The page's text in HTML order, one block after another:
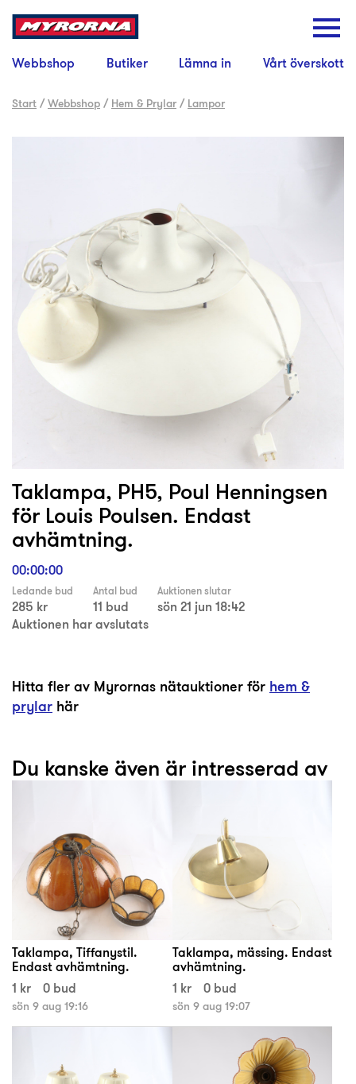
Webbshop Butiker Lämna in Vårt överskott
Start /Webbshop / Hem & Prylar / Lampor
Taklampa, PH5, Poul Henningsen
för Louis Poulsen. Endast
avhämtning.
00:00:00
Ledande bud
285 kr
Antal bud
11 bud
Auktionen slutar
sön 21 jun 18:42
Auktionen har avslutats
Hitta fler av Myrornas nätauktioner för hem &
prylar här
Du kanske även är intresserad av
Taklampa, Tiffanystil.
Endast avhämtning.
1 kr
0 bud
sön 9 aug 19:16
Taklampa, mässing. Endast
avhämtning.
1 kr
0 bud
sön 9 aug 19:07